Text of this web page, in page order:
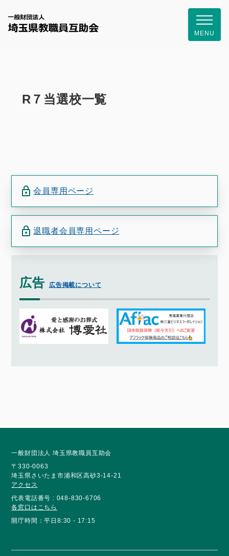
一般財団
MENU
R７当選校一覧
会員専用ページ
退職者会員専用ページ
広告 広告掲載について
一般財団法人 埼玉県教職員互助会
〒330-0063
埼玉県さいたま市浦和区高砂3-14-21
アクセス
代表電話番号 : 048-830-6706
各窓口はこちら
開庁時間：平日8:30 - 17:15